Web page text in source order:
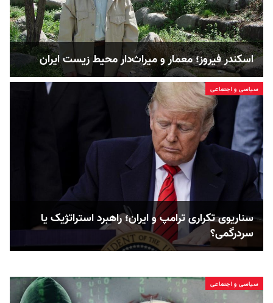
اسکندر فیروز؛ معمار و میراث‌دار محیط زیست ایران
سیاسی و اجتماعی
سناریوی تکراری ترامپ و ایران؛ راهبرد استراتژیک یا
سردرگمی؟
سیاسی و اجتماعی